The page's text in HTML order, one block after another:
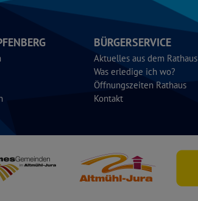
BÜRGERSERVICE
Aktuelles aus dem Rathaus
Was erledige ich wo?
Öffnungszeiten Rathaus
Kontakt